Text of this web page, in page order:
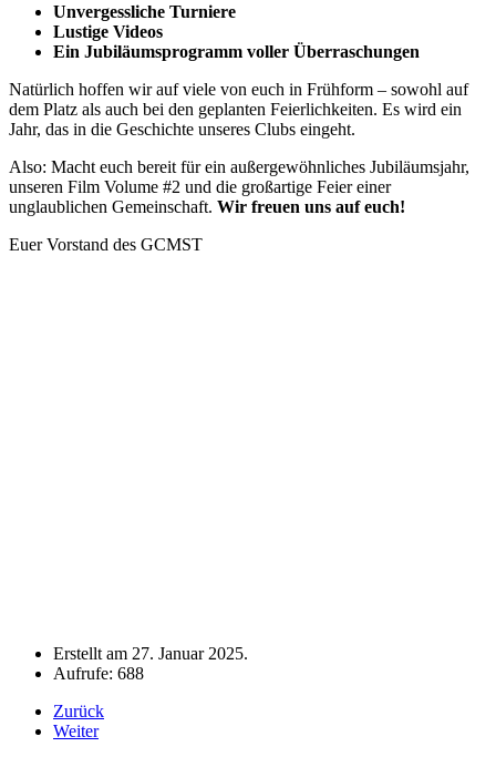
Unvergessliche Turniere
Lustige Videos
Ein Jubiläumsprogramm voller Überraschungen
Natürlich hoffen wir auf viele von euch in Frühform – sowohl auf
dem Platz als auch bei den geplanten Feierlichkeiten. Es wird ein
Jahr, das in die Geschichte unseres Clubs eingeht.
Also: Macht euch bereit für ein außergewöhnliches Jubiläumsjahr,
unseren Film Volume #2 und die großartige Feier einer
unglaublichen Gemeinschaft. Wir freuen uns auf euch!
Euer Vorstand des GCMST
Erstellt am 27. Januar 2025.
Aufrufe: 688
Zurück
Weiter